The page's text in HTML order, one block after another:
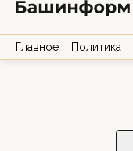
Главное Политика